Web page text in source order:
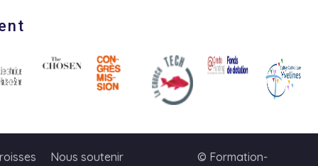
Nous soutenir © Formation-